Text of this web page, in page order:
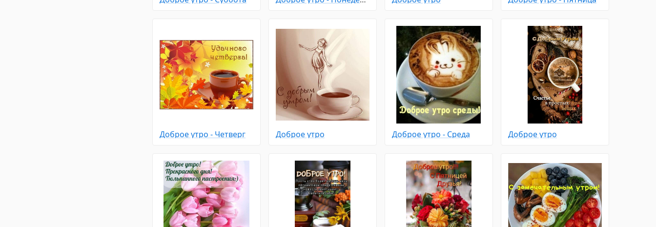
Доброе утро - Четверг Доброе утро Доброе утро - Среда Доброе утро